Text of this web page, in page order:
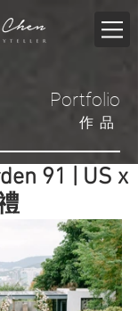
Portfolio
​作品
91 | US x